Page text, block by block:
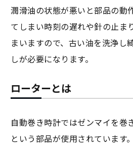
潤滑油の状態が悪いと部品の動
てしまい時刻の遅れや針の止ま
まいますので、古い油を洗浄し
しが必要になります。
ローターとは
自動巻き時計ではゼンマイを巻
という部品が使用されています。